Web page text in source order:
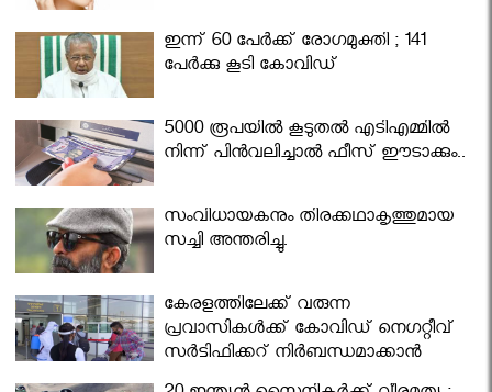
ഇന്ന് 60 പേർക്ക് രോഗമുക്തി ; 141
പേര്‍ക്കു കൂടി കോവിഡ്
5000 രൂപയിൽ കൂടുതൽ എടിഎമ്മിൽ
നിന്ന് പിൻവലിച്ചാൽ ഫീസ് ഈടാക്കും..
സംവിധായകനും തിരക്കഥാകൃത്തുമായ
സച്ചി അന്തരിച്ചു.
കേരളത്തിലേക്ക് വരുന്ന
പ്രവാസികള്‍ക്ക് കോവിഡ് നെഗറ്റീവ്
സര്‍ട്ടിഫിക്കറ്റ് നിർബന്ധമാക്കാൻ
മന്ത്രിസഭ